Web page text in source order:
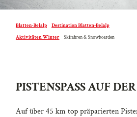
Blatten-Belalp
Destination Blatten-Belalp
Aktivitäten Winter
Skifahren & Snowboarden
PISTENSPASS AUF
Auf über 45 km top präparierten